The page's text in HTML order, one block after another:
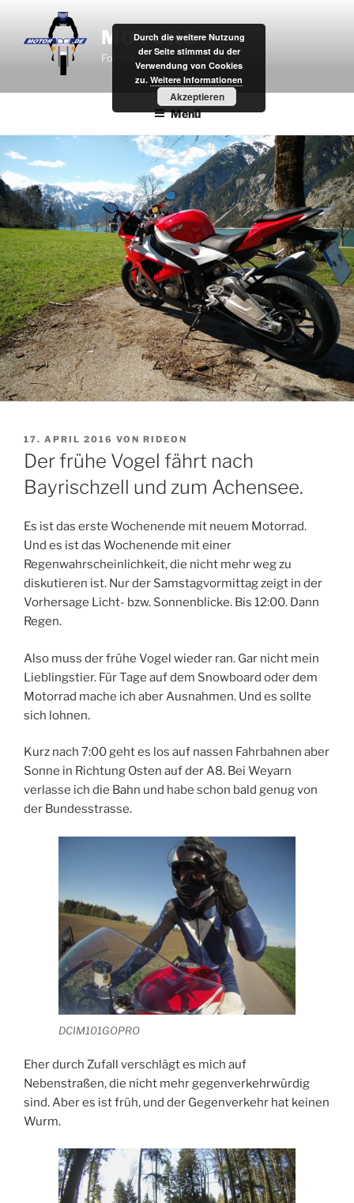
springen
MOTOR8
For the Best Times Outdoors.
Menü
VERÖFFENTLICHT
AM
17. APRIL 2016 VON RIDEON
Der frühe Vogel fährt nach
Bayrischzell und zum Achensee.
Es ist das erste Wochenende mit neuem Motorrad.
Und es ist das Wochenende mit einer
Regenwahrscheinlichkeit, die nicht mehr weg zu
diskutieren ist. Nur der Samstagvormittag zeigt in der
Vorhersage Licht- bzw. Sonnenblicke. Bis 12:00. Dann
Regen.
Also muss der frühe Vogel wieder ran. Gar nicht mein
Lieblingstier. Für Tage auf dem Snowboard oder dem
Motorrad mache ich aber Ausnahmen. Und es sollte
sich lohnen.
Kurz nach 7:00 geht es los auf nassen Fahrbahnen aber
Sonne in Richtung Osten auf der A8. Bei Weyarn
verlasse ich die Bahn und habe schon bald genug von
der Bundesstrasse.
DCIM101GOPRO
Eher durch Zufall verschlägt es mich auf
Nebenstraßen, die nicht mehr gegenverkehrwürdig
sind. Aber es ist früh, und der Gegenverkehr hat keinen
Wurm.
Durch die weitere Nutzung
der Seite stimmst du der
Verwendung von Cookies
zu. Weitere Informationen
Akzeptieren